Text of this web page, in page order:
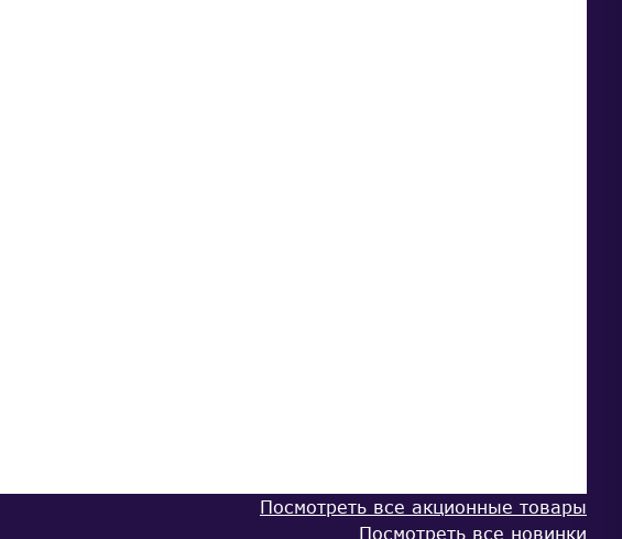
Посмотреть все акционные товары
Посмотреть все новинки